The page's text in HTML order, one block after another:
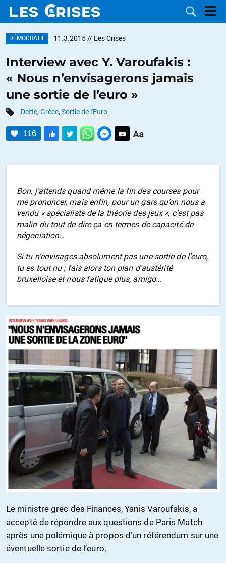
DOSSIERS
CATÉGORIES
MOTS CLÉS
NOUS
CONTACTER
FAIRE UN
DÉMOCRATIE 11.3.2015 // Les Crises
Interview avec Y. Varoufakis :
« Nous n’envisagerons jamais
une sortie de l’euro »
Dette, Grèce, Sortie de l'Euro
116
Bon, j’attends quand même la fin des courses pour
me prononcer, mais enfin, pour un gars qu’on nous a
vendu « spécialiste de la théorie des jeux », c’est pas
malin du tout de dire ça en termes de capacité de
négociation…
Si tu n’envisages absolument pas une sortie de l’euro,
tu es tout nu ; fais alors ton plan d’austérité
bruxelloise et nous fatigue plus, amigo…
Le ministre grec des Finances, Yanis Varoufakis, a
accepté de répondre aux questions de Paris Match
après une polémique à propos d’un référendum sur une
éventuelle sortie de l’euro.